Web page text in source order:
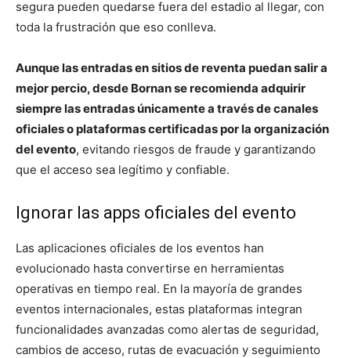
segura pueden quedarse fuera del estadio al llegar, con
toda la frustración que eso conlleva.
Aunque las entradas en sitios de reventa puedan salir a
mejor percio, desde Bornan se recomienda adquirir
siempre las entradas únicamente a través de canales
oficiales o plataformas certificadas por la organización
del evento, evitando riesgos de fraude y garantizando
que el acceso sea legítimo y confiable.
Ignorar las apps oficiales del evento
Las aplicaciones oficiales de los eventos han
evolucionado hasta convertirse en herramientas
operativas en tiempo real. En la mayoría de grandes
eventos internacionales, estas plataformas integran
funcionalidades avanzadas como alertas de seguridad,
cambios de acceso, rutas de evacuación y seguimiento